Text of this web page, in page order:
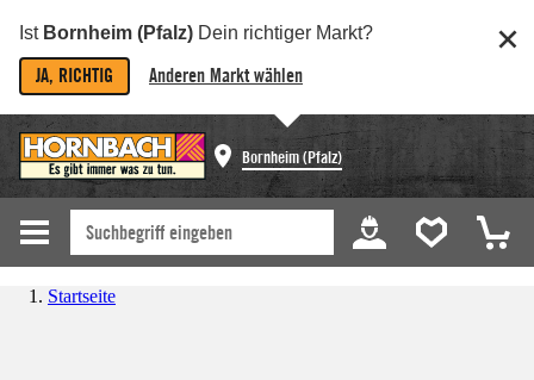
Ist Bornheim (Pfalz) Dein richtiger Markt?
JA, RICHTIG Anderen Markt wählen
Bornheim (Pfalz)
Startseite